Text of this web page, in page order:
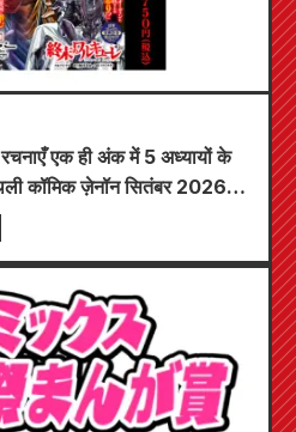
एक ही अंक में 5 अध्यायों के
कॉमिक ज़ेनॉन सितंबर 2026
उपलब्ध होगा!!